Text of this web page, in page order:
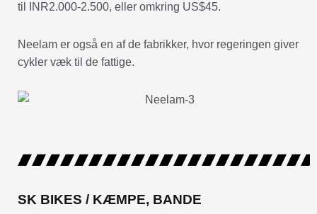
til INR2.000-2.500, eller omkring US$45.
Neelam er også en af de fabrikker, hvor regeringen giver
cykler væk til de fattige.
SK BIKES / KÆMPE, BANDE